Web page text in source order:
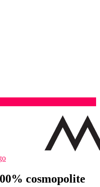
cosmopolite